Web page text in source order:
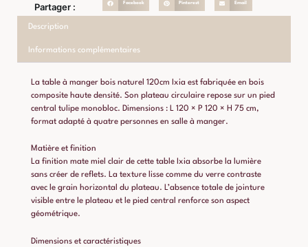
Partager : Facebook Pinterest Email
Description
Informations complémentaires
La table à manger bois naturel 120cm Ixia est fabriquée en bois
composite haute densité. Son plateau circulaire repose sur un pied
central tulipe monobloc. Dimensions : L 120 × P 120 × H 75 cm,
format adapté à quatre personnes en salle à manger.
Matière et finition
La finition mate miel clair de cette table Ixia absorbe la lumière
sans créer de reflets. La texture lisse comme du verre contraste
avec le grain horizontal du plateau. L’absence totale de jointure
visible entre le plateau et le pied central renforce son aspect
géométrique.
Dimensions et caractéristiques